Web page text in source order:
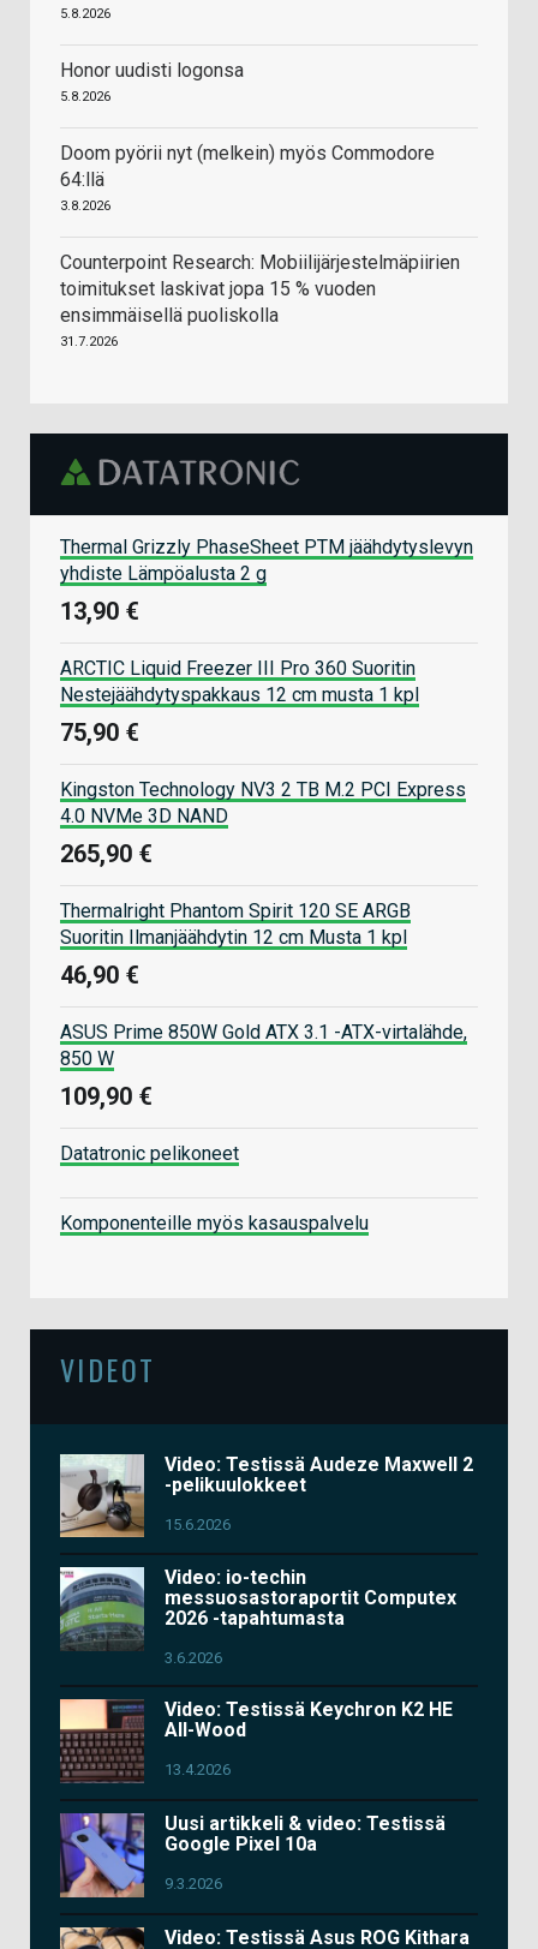
5.8.2026
Honor uudisti logonsa
5.8.2026
Doom pyörii nyt (melkein) myös Commodore
64:llä
3.8.2026
Counterpoint Research: Mobiilijärjestelmäpiirien
toimitukset laskivat jopa 15 % vuoden
ensimmäisellä puoliskolla
31.7.2026
Thermal Grizzly PhaseSheet PTM jäähdytyslevyn
yhdiste Lämpöalusta 2 g
13,90 €
ARCTIC Liquid Freezer III Pro 360 Suoritin
Nestejäähdytyspakkaus 12 cm musta 1 kpl
75,90 €
Kingston Technology NV3 2 TB M.2 PCI Express
4.0 NVMe 3D NAND
265,90 €
Thermalright Phantom Spirit 120 SE ARGB
Suoritin Ilmanjäähdytin 12 cm Musta 1 kpl
46,90 €
ASUS Prime 850W Gold ATX 3.1 -ATX-virtalähde,
850 W
109,90 €
Datatronic pelikoneet
Komponenteille myös kasauspalvelu
VIDEOT
Video: Testissä Audeze Maxwell 2
-pelikuulokkeet
15.6.2026
Video: io-techin
messuosastoraportit Computex
2026 -tapahtumasta
3.6.2026
Video: Testissä Keychron K2 HE
All-Wood
13.4.2026
Uusi artikkeli & video: Testissä
Google Pixel 10a
9.3.2026
Video: Testissä Asus ROG Kithara